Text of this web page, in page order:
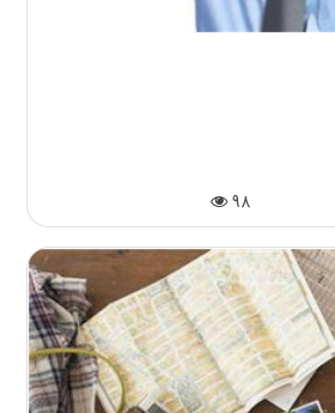
98